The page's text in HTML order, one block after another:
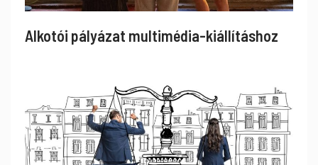
Alkotói pályázat multimédia-kiállításhoz